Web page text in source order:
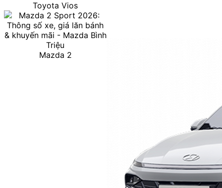
Toyota Vios
Mazda 2